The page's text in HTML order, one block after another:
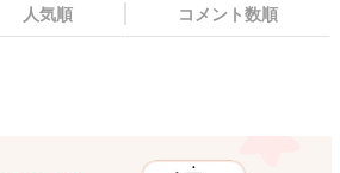
人気順 コメント数順